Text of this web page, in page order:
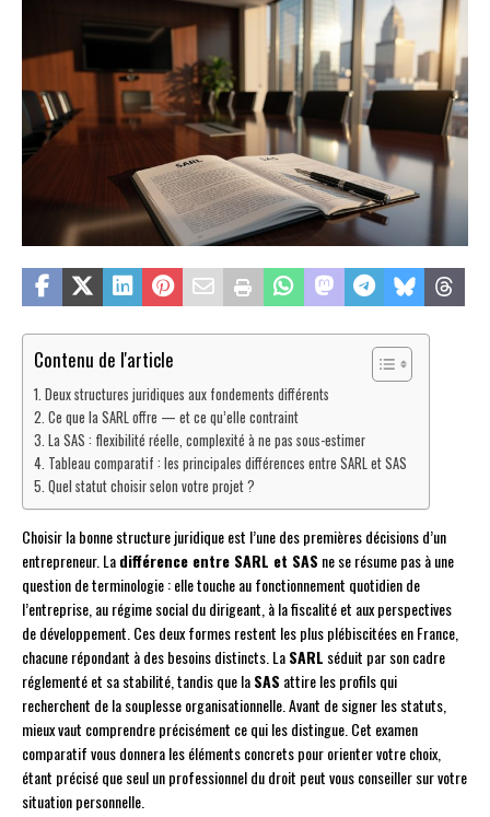
Contenu de l'article
Deux structures juridiques aux fondements différents
Ce que la SARL offre — et ce qu’elle contraint
La SAS : flexibilité réelle, complexité à ne pas sous-estimer
Tableau comparatif : les principales différences entre SARL et SAS
Quel statut choisir selon votre projet ?
Choisir la bonne structure juridique est l’une des premières décisions d’un
entrepreneur. Ladifférence entre SARL et SAS ne se résume pas à une
question de terminologie : elle touche au fonctionnement quotidien de
l’entreprise, au régime social du dirigeant, à la fiscalité et aux perspectives
de développement. Ces deux formes restent les plus plébiscitées en France,
chacune répondant à des besoins distincts. LaSARL séduit par son cadre
réglementé et sa stabilité, tandis que laSAS attire les profils qui
recherchent de la souplesse organisationnelle. Avant de signer les statuts,
mieux vaut comprendre précisément ce qui les distingue. Cet examen
comparatif vous donnera les éléments concrets pour orienter votre choix,
étant précisé que seul un professionnel du droit peut vous conseiller sur votre
situation personnelle.